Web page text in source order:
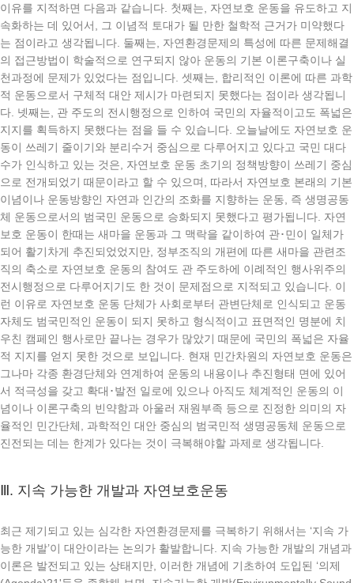
이유를 지적하면 다음과 같습니다. 첫째는, 자연보호 운동을 유도하고 지
속화하는 데 있어서, 그 이념적 토대가 될 만한 철학적 근거가 미약했다
는 점이라고 생각됩니다. 둘째는, 자연환경문제의 특성에 따른 문제해결
의 접근방법이 학술적으로 연구되지 않아 운동의 기본 이론구축이나 실
천과정에 문제가 있었다는 점입니다. 셋째는, 합리적인 이론에 따른 과학
적 운동으로서 구체적 대안 제시가 마련되지 못했다는 점이라 생각됩니
다. 넷째는, 관 주도의 전시행정으로 인하여 국민의 자율적이고도 폭넓은
지지를 획득하지 못했다는 점을 들 수 있습니다. 오늘날에도 자연보호 운
동이 쓰레기 줄이기와 분리수거 중심으로 다루어지고 있다고 국민 대다
수가 인식하고 있는 것은, 자연보호 운동 초기의 정책방향이 쓰레기 중심
으로 전개되었기 때문이라고 할 수 있으며, 따라서 자연보호 본래의 기본
이념이나 운동방향인 자연과 인간의 조화를 지향하는 운동, 즉 생명공동
체 운동으로서의 범국민 운동으로 승화되지 못했다고 평가됩니다. 자연
보호 운동이 한때는 새마을 운동과 그 맥락을 같이하여 관･민이 일체가
되어 활기차게 추진되었었지만, 정부조직의 개편에 따른 새마을 관련조
직의 축소로 자연보호 운동의 참여도 관 주도하에 이례적인 행사위주의
전시행정으로 다루어지기도 한 것이 문제점으로 지적되고 있습니다. 이
런 이유로 자연보호 운동 단체가 사회로부터 관변단체로 인식되고 운동
자체도 범국민적인 운동이 되지 못하고 형식적이고 표면적인 명분에 치
우친 캠페인 행사로만 끝나는 경우가 많았기 때문에 국민의 폭넓은 자율
적 지지를 얻지 못한 것으로 보입니다. 현재 민간차원의 자연보호 운동은
그나마 각종 환경단체와 연계하여 운동의 내용이나 추진형태 면에 있어
서 적극성을 갖고 확대･발전 일로에 있으나 아직도 체계적인 운동의 이
념이나 이론구축의 빈약함과 아울러 재원부족 등으로 진정한 의미의 자
율적인 민간단체, 과학적인 대안 중심의 범국민적 생명공동체 운동으로
진전되는 데는 한계가 있다는 것이 극복해야할 과제로 생각됩니다.
Ⅲ. 지속 가능한 개발과 자연보호운동
최근 제기되고 있는 심각한 자연환경문제를 극복하기 위해서는 ‘지속 가
능한 개발’이 대안이라는 논의가 활발합니다. 지속 가능한 개발의 개념과
이론은 발전되고 있는 상태지만, 이러한 개념에 기초하여 도입된 ‘의제